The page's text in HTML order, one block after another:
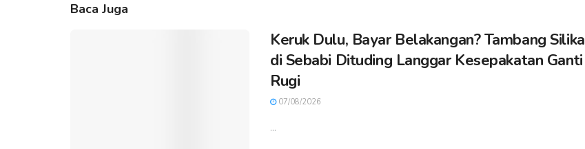
Baca Juga
Keruk Dulu, Bayar Belakangan? Tambang Silika
di Sebabi Dituding Langgar Kesepakatan Ganti
Rugi
07/08/2026
...